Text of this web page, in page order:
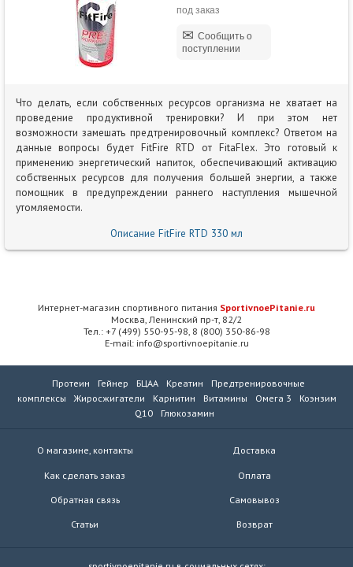
под заказ
Сообщить о
поступлении
Что делать, если собственных ресурсов организма не хватает на
проведение продуктивной тренировки? И при этом нет
возможности замешать предтренировочный комплекс? Ответом на
данные вопросы будет FitFire RTD от FitaFlex. Это готовый к
применению энергетический напиток, обеспечивающий активацию
собственных ресурсов для получения большей энергии, а также
помощник в предупреждении раннего наступления мышечной
утомляемости.
Описание FitFire RTD 330 мл
Интернет-магазин спортивного питания SportivnoePitanie.ru
Москва, Ленинский пр-т, 82/2
Тел.: +7 (499) 550-95-98, 8 (800) 350-86-98
E-mail: info@sportivnoepitanie.ru
Протеин Гейнер БЦАА Креатин
Предтренировочные
комплексы
Жиросжигатели Карнитин Витамины Омега 3
Коэнзим
Q10
Глюкозамин
О магазине, контакты
Как сделать заказ
Обратная связь
Статьи
Доставка
Оплата
Самовывоз
Возврат